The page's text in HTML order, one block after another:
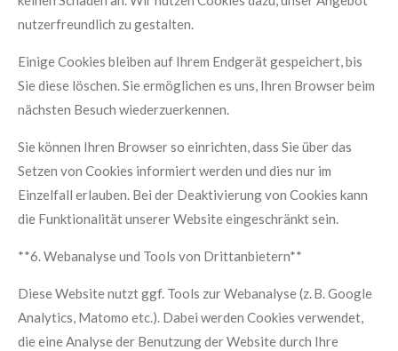
nutzerfreundlich zu gestalten.
Einige Cookies bleiben auf Ihrem Endgerät gespeichert, bis
Sie diese löschen. Sie ermöglichen es uns, Ihren Browser beim
nächsten Besuch wiederzuerkennen.
Sie können Ihren Browser so einrichten, dass Sie über das
Setzen von Cookies informiert werden und dies nur im
Einzelfall erlauben. Bei der Deaktivierung von Cookies kann
die Funktionalität unserer Website eingeschränkt sein.
**6. Webanalyse und Tools von Drittanbietern**
Diese Website nutzt ggf. Tools zur Webanalyse (z. B. Google
Analytics, Matomo etc.). Dabei werden Cookies verwendet,
die eine Analyse der Benutzung der Website durch Ihre